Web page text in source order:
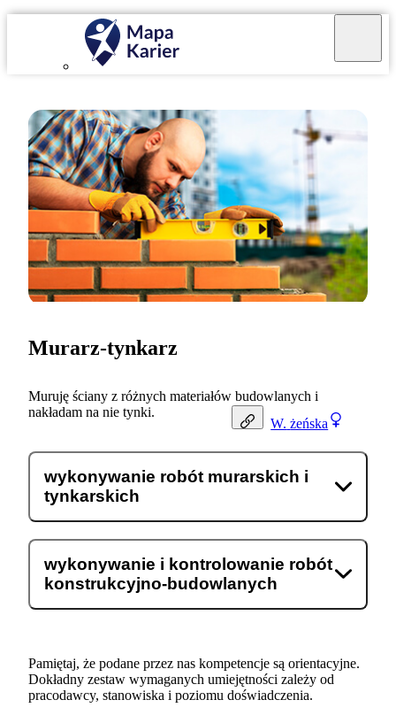
W. żeńska
Murarz-tynkarz
Muruję ściany z różnych materiałów budowlanych i
nakładam na nie tynki.
wykonywanie robót murarskich i
tynkarskich
wykonywanie i kontrolowanie robót
konstrukcyjno-budowlanych
Pamiętaj, że podane przez nas kompetencje są orientacyjne.
Dokładny zestaw wymaganych umiejętności zależy od
pracodawcy, stanowiska i poziomu doświadczenia.